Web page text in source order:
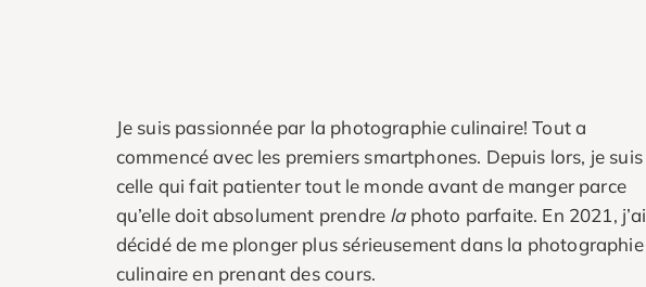
Je suis passionnée par la photographie culinaire! Tout a
commencé avec les premiers smartphones. Depuis lors, je suis
celle qui fait patienter tout le monde avant de manger parce
qu’elle doit absolument prendre laphoto parfaite. En 2021, j’ai
décidé de me plonger plus sérieusement dans la photographie
culinaire en prenant des cours.